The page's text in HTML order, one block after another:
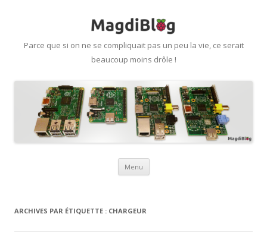
Parce que si on ne se compliquait pas un peu la vie, ce serait
beaucoup moins drôle !
Menu Aller
ARCHIVES PAR ÉTIQUETTE : CHARGEUR